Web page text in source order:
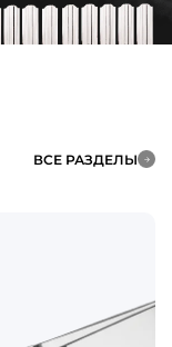
ВСЕ РАЗДЕЛЫ